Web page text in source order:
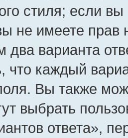
стиля; если
не имеете прав
два варианта
что каждый
Вы также
выбрать
ответа»,